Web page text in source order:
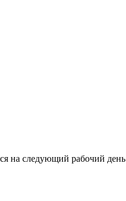
на следующий рабочий день